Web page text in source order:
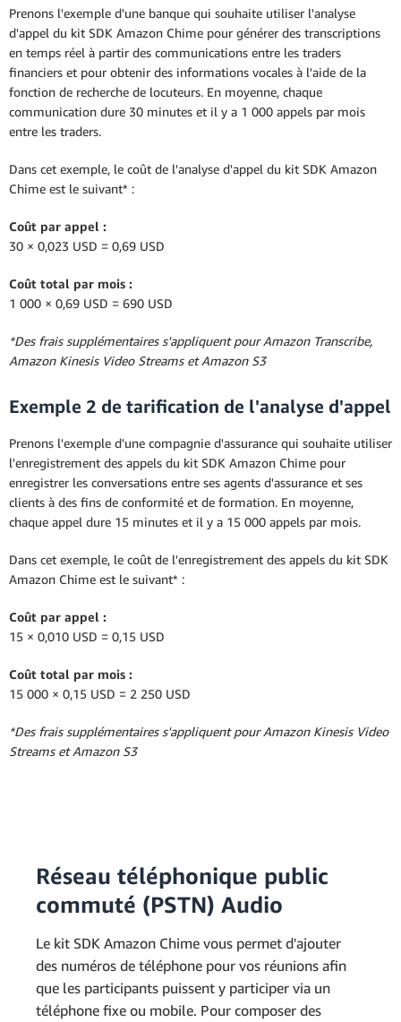
Prenons l'exemple d'une banque qui souhaite utiliser l'analyse
d'appel du kit SDK Amazon Chime pour générer des transcriptions
en temps réel à partir des communications entre les traders
financiers et pour obtenir des informations vocales à l'aide de la
fonction de recherche de locuteurs. En moyenne, chaque
communication dure 30 minutes et il y a 1 000 appels par mois
entre les traders.
Dans cet exemple, le coût de l'analyse d'appel du kit SDK Amazon
Chime est le suivant* :
Coût par appel :
30 × 0,023 USD = 0,69 USD
Coût total par mois :
1 000 × 0,69 USD = 690 USD
*Des frais supplémentaires s'appliquent pour Amazon Transcribe,
Amazon Kinesis Video Streams et Amazon S3
Exemple 2 de tarification de l'analyse d'appel
Prenons l'exemple d'une compagnie d'assurance qui souhaite utiliser
l'enregistrement des appels du kit SDK Amazon Chime pour
enregistrer les conversations entre ses agents d'assurance et ses
clients à des fins de conformité et de formation. En moyenne,
chaque appel dure 15 minutes et il y a 15 000 appels par mois.
Dans cet exemple, le coût de l'enregistrement des appels du kit SDK
Amazon Chime est le suivant* :
Coût par appel :
15 × 0,010 USD = 0,15 USD
Coût total par mois :
15 000 × 0,15 USD = 2 250 USD
*Des frais supplémentaires s'appliquent pour Amazon Kinesis Video
Streams et Amazon S3
Réseau téléphonique public
commuté (PSTN) Audio
Le kit SDK Amazon Chime vous permet d'ajouter
des numéros de téléphone pour vos réunions afin
que les participants puissent y participer via un
téléphone fixe ou mobile. Pour composer des